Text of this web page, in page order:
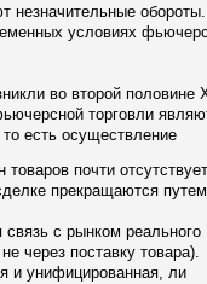
незначительные
условиях
во второй половине
торговли
есть осуществление
почти
прекращаются
с рынком реального
через поставку товара).
и унифицированная, ли